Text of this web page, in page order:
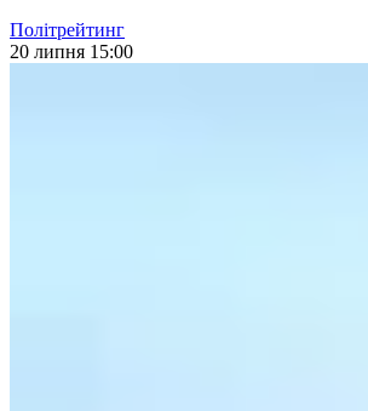
Політрейтинг
20 липня 15:00